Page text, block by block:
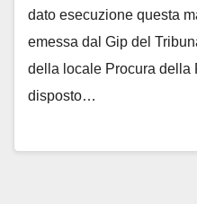
dato esecuzione questa
emessa dal Gip del
della locale Procura della
disposto…